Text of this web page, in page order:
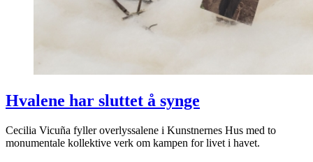
Hvalene har sluttet å synge
Cecilia Vicuña fyller overlyssalene i Kunstnernes Hus med to
monumentale kollektive verk om kampen for livet i havet.